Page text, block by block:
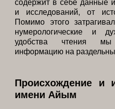
и исследований, от
Помимо этого
нумерологические и
удобства чтения
информацию на
Происхождение и
имени Айым